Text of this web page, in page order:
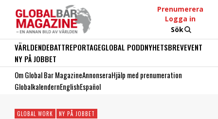
Prenumerera
Logga in
Sök
VÄRLDENDEBATTREPORTAGEGLOBAL PODDNYHETSBREVEVENT
NY PÅ JOBBET
Om Global Bar MagazineAnnonseraHjälp med prenumeration
GlobalkalendernEnglishEspañol
GLOBAL WORK NY PÅ JOBBET